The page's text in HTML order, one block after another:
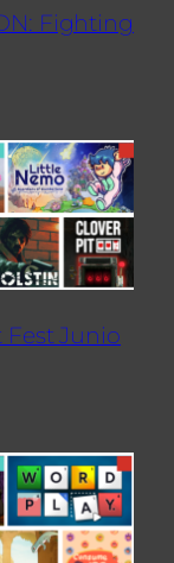
Fighting
Junio